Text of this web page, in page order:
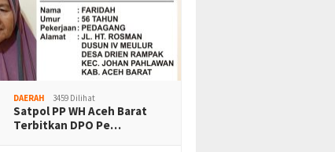
DAERAH 3459 Dilihat
Satpol PP WH Aceh Barat
Terbitkan DPO Pe…